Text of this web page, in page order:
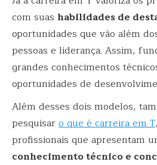
com suas habilidades de
oportunidades que vão além
pessoas e liderança. Assim,
grandes conhecimentos
oportunidades de
Além desses dois modelos,
pesquisaro que é carreira em T
profissionais que apresentam
conhecimento técnico e